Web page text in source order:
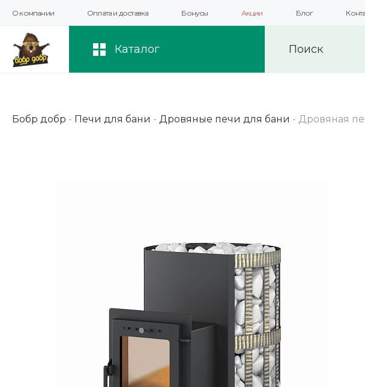
О компании Оплата и доставка Бонусы Акции Блог
Каталог
Бобр добр - Печи для бани - Дровяные печи для бани - Дровяная
Мы используем файлы cookie и другие подобные технологии